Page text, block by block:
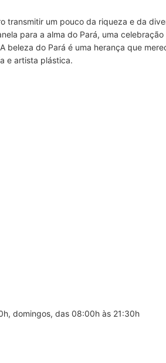
transmitir um pouco da riqueza e da
para a alma do Pará, uma celebração
beleza do Pará é uma herança que
e artista plástica.
domingos, das 08:00h às 21:30h